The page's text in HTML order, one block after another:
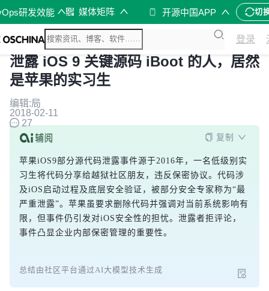
研发效能 媒体矩阵 开源中国APP 切
登录
泄露 iOS 9 关键源码 iBoot 的人，居然
是苹果的实习生
编辑:局
2018-02-11
27
复制
苹果iOS9部分源代码泄露事件源于2016年，一名低级别实
习生将代码分享给越狱社区朋友，违反保密协议。代码涉
及iOS启动过程及底层安全验证，被部分安全专家称为“最
严重泄露”。苹果虽要求删除代码并强调对当前系统影响有
限，但事件仍引发对iOS安全性的担忧。泄露者拒评论，
事件凸显企业内部保密管理的重要性。
总结由社区平台通过AI大模型技术生成